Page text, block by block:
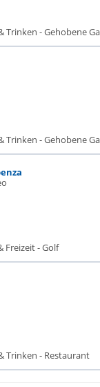
Trinken - Gehobene
Trinken - Gehobene
Freizeit - Golf
Trinken - Restaurant